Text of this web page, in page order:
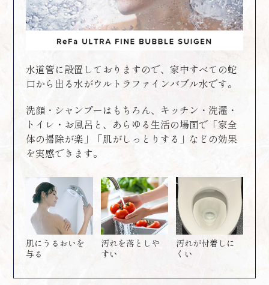
水道管に設置しておりますので、家中すべての蛇
口から出る水がウルトラファインバブル水です。
洗顔・シャンプーはもちろん、キッチン・洗濯・
トイレ・お風呂と、あらゆる生活の場面で「家全
体の掃除が楽」「肌がしっとりする」などの効果
を実感できます。
肌にうるおいを
与る
汚れを落としや
すい
汚れが付着しに
くい